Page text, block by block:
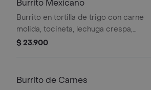
Burrito Mexicano
Burrito en tortilla de trigo con carne
molida, tocineta, lechuga crespa,
salsas de la casa, jalapeño, frijol
$ 23.900
Burrito de Carnes